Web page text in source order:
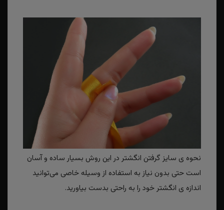
نحوه ی سایز گرفتن انگشتر در این روش بسیار ساده و آسان
است حتی بدون نیاز به استفاده از وسیله خاصی می‌توانید
اندازه ی انگشتر خود را به راحتی بدست بیاورید.